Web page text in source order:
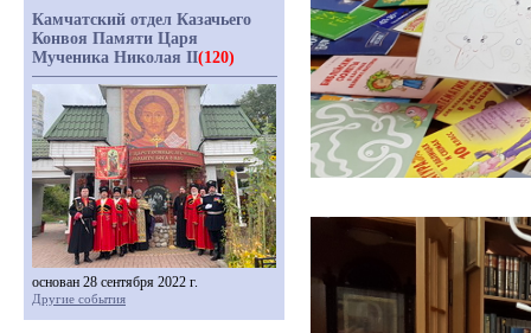
Камчатский отдел Казачьего
Конвоя Памяти Царя
Мученика Николая II(120)
основан 28 сентября 2022 г.
Другие события